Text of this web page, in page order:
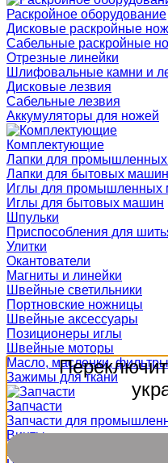
Раскройное оборудование
Дисковые раскройные
Сабельные раскройные
Отрезные линейки
Шлифовальные камни и
Дисковые лезвия
Сабельные лезвия
Аккумуляторы для ножей
Комплектующие
Лапки для
Лапки для бытовых машин
Иглы для промышленных
Иглы для бытовых машин
Шпульки
Приспособления для
Улитки
Окантователи
Магниты и линейки
Швейные светильники
Портновские ножницы
Швейные аксессуары
Позиционеры иглы
Швейные моторы
Масло, масленки, фильтры
Зажимы для ткани
Запчасти
Запчасти для
Винты